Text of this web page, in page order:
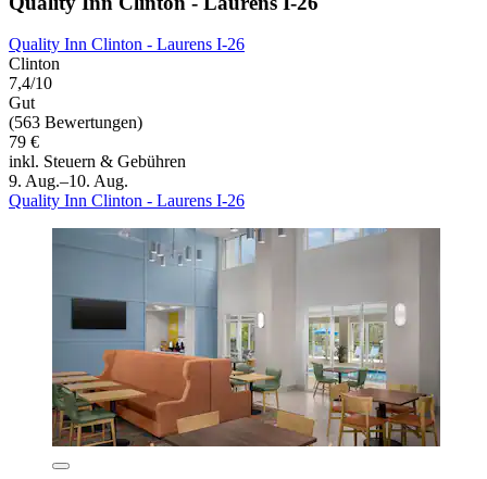
Quality Inn Clinton - Laurens I-26
Clinton
7,4/10
Gut
(563 Bewertungen)
79 €
inkl. Steuern & Gebühren
9. Aug.–10. Aug.
Quality Inn Clinton - Laurens I-26